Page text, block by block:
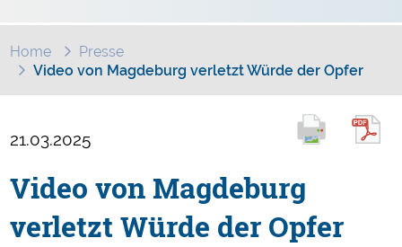
Home
Presse
Video von Magdeburg verletzt Würde der Opfer
21.03.2025
Video von Magdeburg
verletzt Würde der Opfer